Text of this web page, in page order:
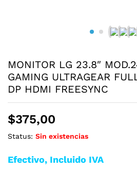
MONITOR LG 23.8″
GAMING ULTRAGEAR
DP HDMI FREESYNC
$375,00
Status: Sin existencias
Efectivo, Incluido IVA